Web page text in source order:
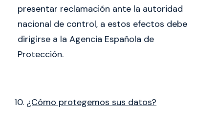
presentar reclamación ante la autoridad
nacional de control, a estos efectos debe
dirigirse a la Agencia Española de
Protección.
¿Cómo protegemos sus datos?